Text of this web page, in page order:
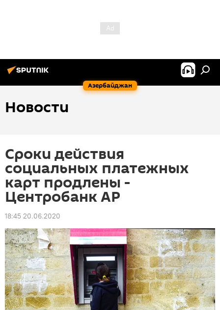
Азербайджан
Новости
Сроки действия
социальных платежных
карт продлены -
Центробанк АР
18:45 20.06.2020